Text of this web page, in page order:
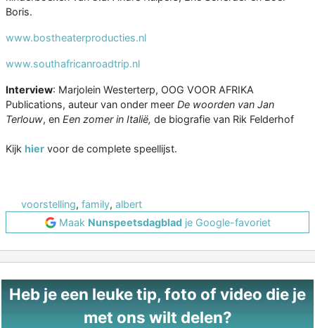
Boris.
www.bostheaterproducties.nl
www.southafricanroadtrip.nl
Interview: Marjolein Westerterp, OOG VOOR AFRIKA
Publications, auteur van onder meer De woorden van Jan
Terlouw, en Een zomer in Italië, de biografie van Rik Felderhof
Kijk hier voor de complete speellijst.
voorstelling, family, albert
Maak Nunspeetsdagbladje Google-favoriet
Heb je een leuke tip, foto of video die je
met ons wilt delen?